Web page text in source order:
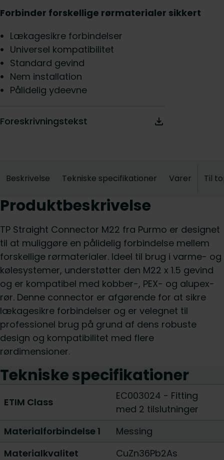
Forbinder forskellige rørmaterialer sikkert
Lækagesikre forbindelser
Universel kompatibilitet
Standard gevind
Nem installation
Pålidelig ydeevne
Foreskrivningstekst
Beskrivelse Tekniske specifikationer Varer Til
Produktbeskrivelse
TP Straight Connector M22 fra Purmo er designet
til at muliggøre en pålidelig forbindelse mellem
forskellige rørmaterialer. Ideel til brug i varme- og
kølesystemer, understøtter den M22 x 1.5 gevind
og er kompatibel med kobber-, PEX- og alupex-
rør. Denne connector er afgørende for at sikre
lækagesikre forbindelser og er velegnet til
professionel brug på grund af dens robuste
design og kompatibilitet med flere
rørdimensioner.
Tekniske specifikationer
ETIM Class
EC003024 - Fitting
med 2 tilslutninger
Materialforbindelse 1
Messing
Materialkvalitet
CuZn36Pb2As